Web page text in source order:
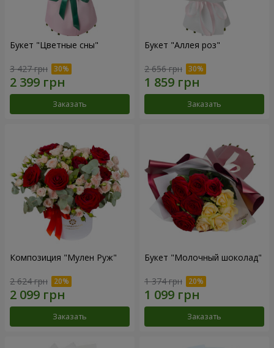
Букет "Цветные сны"
3 427 грн
Заказать
Букет "Аллея роз"
2 656 грн
Заказать
Композиция "Мулен Руж"
2 624 грн
Заказать
Букет "Молочный шоколад"
1 374 грн
Заказать